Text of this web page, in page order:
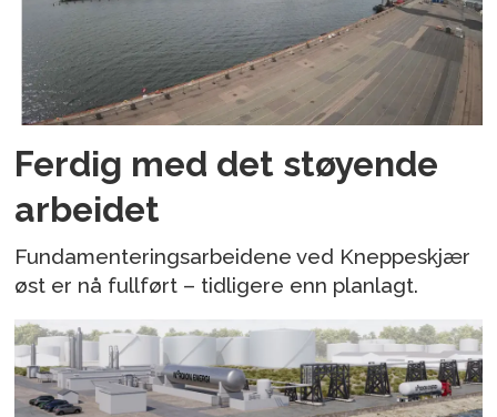
Ferdig med det støyende
arbeidet
Fundamenteringsarbeidene ved Kneppeskjær
øst er nå fullført – tidligere enn planlagt.